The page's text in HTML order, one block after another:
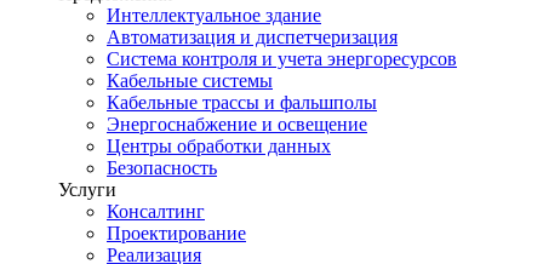
Интеллектуальное здание
Автоматизация и диспетчеризация
Система контроля и учета энергоресурсов
Кабельные системы
Кабельные трассы и фальшполы
Энергоснабжение и освещение
Центры обработки данных
Безопасность
Услуги
Консалтинг
Проектирование
Реализация